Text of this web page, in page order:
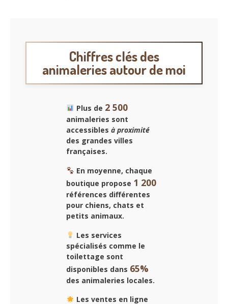
Chiffres clés des
animaleries autour de moi
Plus de 2 500
animaleries sont
accessibles à proximité
des grandes villes
françaises.
En moyenne, chaque
boutique propose 1 200
références différentes
pour chiens, chats et
petits animaux.
Les services
spécialisés comme le
toilettage sont
disponibles dans 65%
des animaleries locales.
Les ventes en ligne